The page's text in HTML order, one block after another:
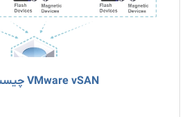
VMware vSAN چیست؟